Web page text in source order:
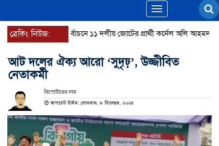
Toggle
navigation
ব্রেকিং নিউজ:
রাষ্ট্রপতি নির্বাচনে ১১ দলীয় জোটের প্রার্থী কর্নেল অলি আহমদ
আট দলের ঐক্য আরো ‘সুদৃঢ়’, উজ্জীবিত
নেতাকর্মী
রিপোর্টারের নাম
আপডেট টাইম: সোমবার, ৮ ডিসেম্বর, ২০২৫